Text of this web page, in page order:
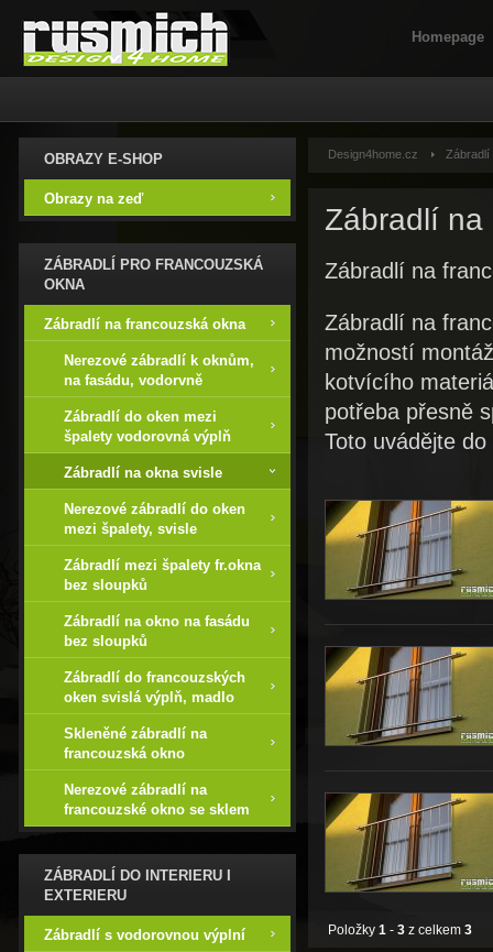
Homepage
OBRAZY E-SHOP
Obrazy na zeď
ZÁBRADLÍ PRO FRANCOUZSKÁ
OKNA
Zábradlí na francouzská okna
Nerezové zábradlí k oknům,
na fasádu, vodorvně
Zábradlí do oken mezi
špalety vodorovná výplň
Zábradlí na okna svisle
Nerezové zábradlí do oken
mezi špalety, svisle
Zábradlí mezi špalety fr.okna
bez sloupků
Zábradlí na okno na fasádu
bez sloupků
Zábradlí do francouzských
oken svislá výplň, madlo
Skleněné zábradlí na
francouzská okno
Nerezové zábradlí na
francouzské okno se sklem
ZÁBRADLÍ DO INTERIERU I
EXTERIERU
Zábradlí s vodorovnou výplní
Design4home.cz
Zábradlí na
Zábradlí na
Zábradlí na
možností
kotvícího
potřeba přesně
Toto uvádějte
Položky 1 - 3 z celkem 3